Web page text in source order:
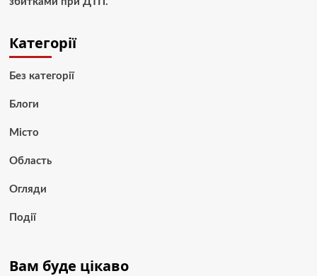
Категорії
Без категорії
Блоги
Місто
Область
Огляди
Події
Вам буде цікаво